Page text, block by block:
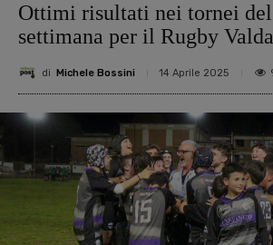
Ottimi risultati nei tornei
settimana per il Rugby
di Michele Bossini 14 Aprile 2025